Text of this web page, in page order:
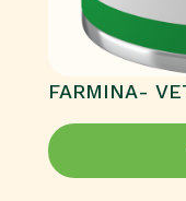
FARMINA-
HÚMEDO